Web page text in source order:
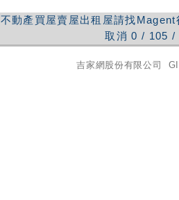
不動產買屋賣屋出租屋請找
取消 0 / 105 /
吉家網股份有限公司